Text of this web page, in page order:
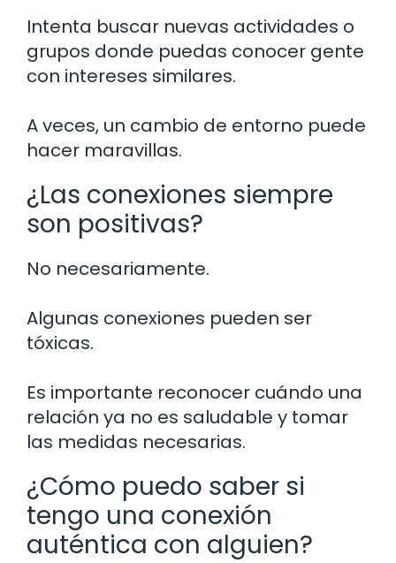
Intenta buscar nuevas actividades o
grupos donde puedas conocer gente
con intereses similares.
A veces, un cambio de entorno puede
hacer maravillas.
¿Las conexiones siempre
son positivas?
No necesariamente.
Algunas conexiones pueden ser
tóxicas.
Es importante reconocer cuándo una
relación ya no es saludable y tomar
las medidas necesarias.
¿Cómo puedo saber si
tengo una conexión
auténtica con alguien?